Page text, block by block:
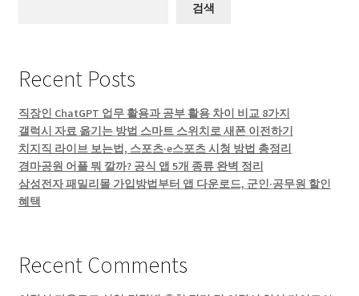
검색
Recent Posts
직장인 ChatGPT 업무 활용과 공부 활용 차이 비교 8가지
갤럭시 자료 옮기는 방법 스마트 스위치로 새폰 이전하기
치지직 라이브 보는법, 스포츠·e스포츠 시청 방법 총정리
경마공원 어플 뭐 깔까? 공식 앱 5개 종류 완벽 정리
삼성전자 패밀리몰 가입방법부터 앱 다운로드, 군인·공무원 할인
혜택
Recent Comments